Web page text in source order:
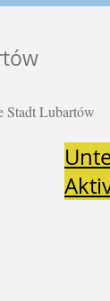
Stadt Lubartów